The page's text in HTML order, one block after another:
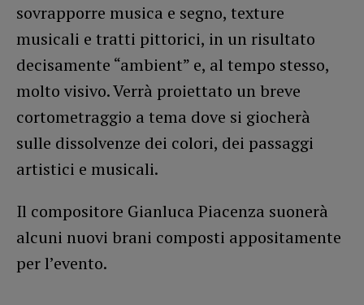
sovrapporre musica e segno, texture
musicali e tratti pittorici, in un risultato
decisamente “ambient” e, al tempo stesso,
molto visivo. Verrà proiettato un breve
cortometraggio a tema dove si giocherà
sulle dissolvenze dei colori, dei passaggi
artistici e musicali.
Il compositore Gianluca Piacenza suonerà
alcuni nuovi brani composti appositamente
per l’evento.